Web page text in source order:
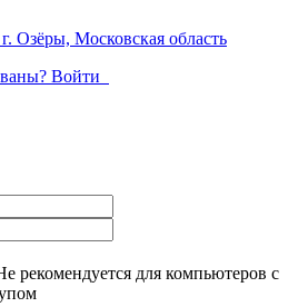
Московская область
Войти
рекомендуется для компьютеров с